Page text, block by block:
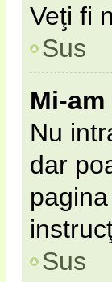
Veţi fi
Sus
Mi-
Nu
dar
Sus